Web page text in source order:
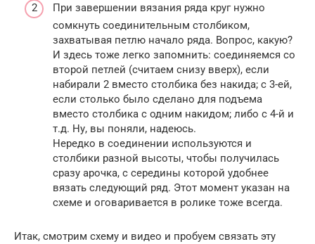
При завершении вязания ряда круг нужно
сомкнуть соединительным столбиком,
захватывая петлю начало ряда. Вопрос, какую?
И здесь тоже легко запомнить: соединяемся со
второй петлей (считаем снизу вверх), если
набирали 2 вместо столбика без накида; с 3-ей,
если столько было сделано для подъема
вместо столбика с одним накидом; либо с 4-й и
т.д. Ну, вы поняли, надеюсь.
Нередко в соединении используются и
столбики разной высоты, чтобы получилась
сразу арочка, с середины которой удобнее
вязать следующий ряд. Этот момент указан на
схеме и оговаривается в ролике тоже всегда.
Итак, смотрим схему и видео и пробуем связать эту